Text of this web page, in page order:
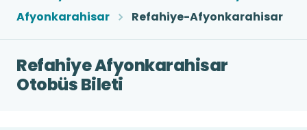
Afyonkarahisar
Refahiye-Afyonkarahisar
Refahiye Afyonkarahisar
Otobüs Bileti